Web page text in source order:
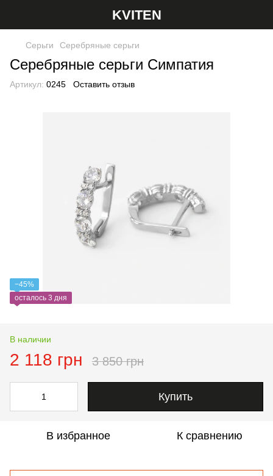
KVITEN
Серьги Серебряные серьги
Серебряные серьги Симпатия
Артикул: 0245 Оставить отзыв
−45%
осталось 3 дня
В наличии
2 118 грн 3 850 грн
Купить
В избранное К сравнению